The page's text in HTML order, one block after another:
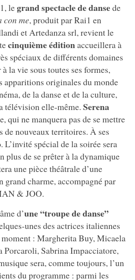
legrand spectacle de dansede
con me, produit par Rai1 en
et Artedanza srl, revient le
cinquième éditionaccueillera à
spéciaux de différents domaines
la vie sous toutes ses formes,
apparitions originales du monde
de la danse et de la culture,
télévision elle-même. Serena
qui ne manquera pas de se mettre
de nouveaux territoires. À ses
. L’invité spécial de la soirée sera
plus de se prêter à la dynamique
une pièce théâtrale d’une
grand charme, accompagné par
& JOO.
d’une “troupe de danse”
unes des actrices italiennes
: Margherita Buy, Micaela
Porcaroli, Sabrina Impacciatore,
sera, comme toujours, l’un
du programme : parmi les